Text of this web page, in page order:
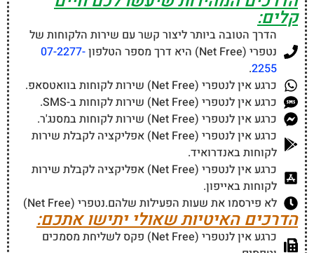
קלים:
הדרך הטובה ביותר ליצור קשר עם שירות הלקוחות של
נטפרי (Net Free) היא דרך מספר הטלפון
07-2277-
2255
.
כרגע אין לנטפרי (Net Free) שירות לקוחות בוואטסאפ.
כרגע אין לנטפרי (Net Free) שירות לקוחות ב-SMS.
כרגע אין לנטפרי (Net Free) שירות לקוחות במסנג'ר.
כרגע אין לנטפרי (Net Free) אפליקציה לקבלת שירות
לקוחות באנדרואיד.
כרגע אין לנטפרי (Net Free) אפליקציה לקבלת שירות
לקוחות באייפון.
לא פירסמו את שעות הפעילות שלהם.נטפרי (Net Free)
הדרכים האיטיות שאולי יתישו אתכם:
כרגע אין לנטפרי (Net Free) פקס לשליחת מסמכים